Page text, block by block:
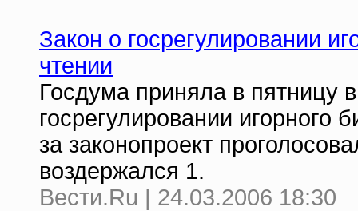
Закон о госрегулировании
чтении
Госдума приняла в пятницу
госрегулировании игорного
за законопроект
воздержался 1.
Вести.Ru | 24.03.2006 18:30